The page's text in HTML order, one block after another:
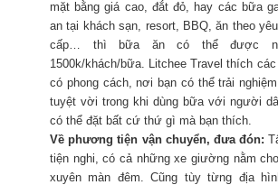
mặt bằng giá cao, đắt đỏ, hay các bữa
an tại khách sạn, resort, BBQ, ăn theo
cấp… thì bữa ăn có thể được
1500k/khách/bữa. Litchee Travel thích
có phong cách, nơi bạn có thể trải
tuyệt vời trong khi dùng bữa với người
có thể đặt bất cứ thứ gì mà bạn thích.
Về phương tiện vận chuyển, đưa đón:
tiện nghi, có cả những xe giường nằm
xuyên màn đêm. Cũng tùy từng địa